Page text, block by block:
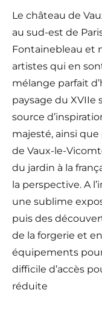
Le château de
au sud-est de
Fontainebleau et
artistes qui en
mélange parfait
paysage du XVIIe
source
majesté, ainsi que
de Vaux-le-
du jardin à la
la perspective. A
une sublime
puis des
de la forgerie et
équipements
difficile d’accès
réduite